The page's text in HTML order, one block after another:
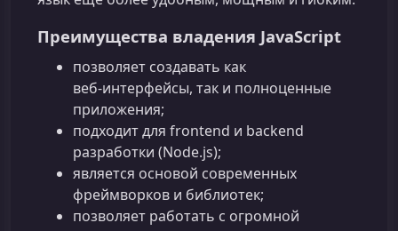
Преимущества владения JavaScript
позволяет создавать как
веб‑интерфейсы, так и полноценные
приложения;
подходит для frontend и backend
разработки (Node.js);
является основой современных
фреймворков и библиотек;
позволяет работать с огромной